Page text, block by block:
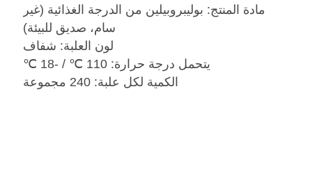
مادة المنتج: بوليبروبيلين من الدرجة الغذائية (غير
سام، صديق للبيئة)
لون العلبة: شفاف
يتحمل درجة حرارة: 110 ℃ / -18 ℃
الكمية لكل علبة: 240 مجموعة